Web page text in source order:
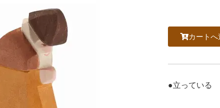
カートへ
●立っている